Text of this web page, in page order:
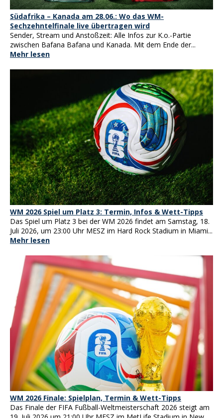
Südafrika – Kanada am 28.06.: Wo das WM-
Sechzehntelfinale live übertragen wird
Sender, Stream und Anstoßzeit: Alle Infos zur K.o.-Partie
zwischen Bafana Bafana und Kanada. Mit dem Ende der...
Mehr lesen
WM 2026 Spiel um Platz 3: Termin, Infos & Wett-Tipps
Das Spiel um Platz 3 bei der WM 2026 findet am Samstag, 18.
Juli 2026, um 23:00 Uhr MESZ im Hard Rock Stadium in Miami...
Mehr lesen
WM 2026 Finale: Spielplan, Termin & Wett-Tipps
Das Finale der FIFA Fußball-Weltmeisterschaft 2026 steigt am